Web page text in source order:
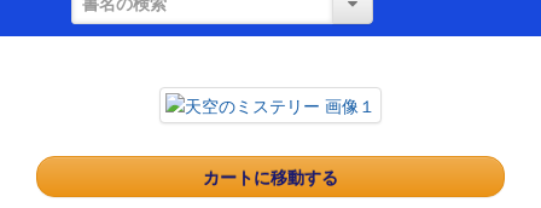
カートに移動する